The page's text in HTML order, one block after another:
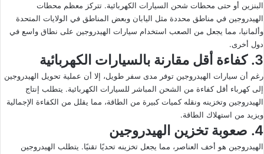
البنزين أو حتى محطات شحن السيارات الكهربائية. تتركز معظم محطات
الهيدروجين في مناطق محددة مثل اليابان وبعض المناطق في الولايات المتحدة
وألمانيا، مما يجعل من الصعب استخدام سيارات الهيدروجين على نطاق واسع في
دول أخرى.
3. كفاءة أقل مقارنة بالسيارات الكهربائية
رغم أن سيارات الهيدروجين توفر مدى سفر طويل، إلا أن عملية تحويل الهيدروجين
إلى كهرباء أقل كفاءة من الشحن المباشر للسيارات الكهربائية. يتطلب إنتاج
الهيدروجين وتخزينه ونقله كميات كبيرة من الطاقة، مما يقلل من الكفاءة الإجمالية
ويزيد من استهلاك الطاقة.
4. صعوبة تخزين الهيدروجين
الهيدروجين هو أخف العناصر، مما يجعل تخزينه تحديًا تقنيًا. يتطلب الهيدروجين